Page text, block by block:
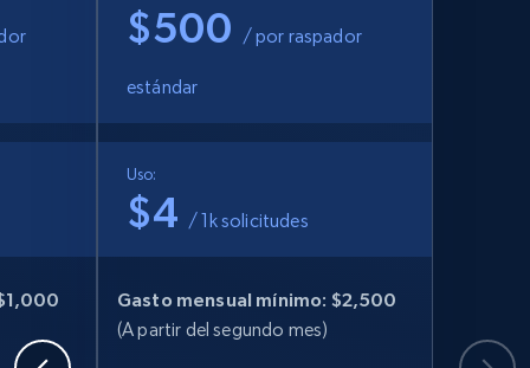
$500 / por raspador
estándar
Uso:
$4 / 1k solicitudes
Gasto mensual mínimo: $2,500
(A partir del segundo mes)